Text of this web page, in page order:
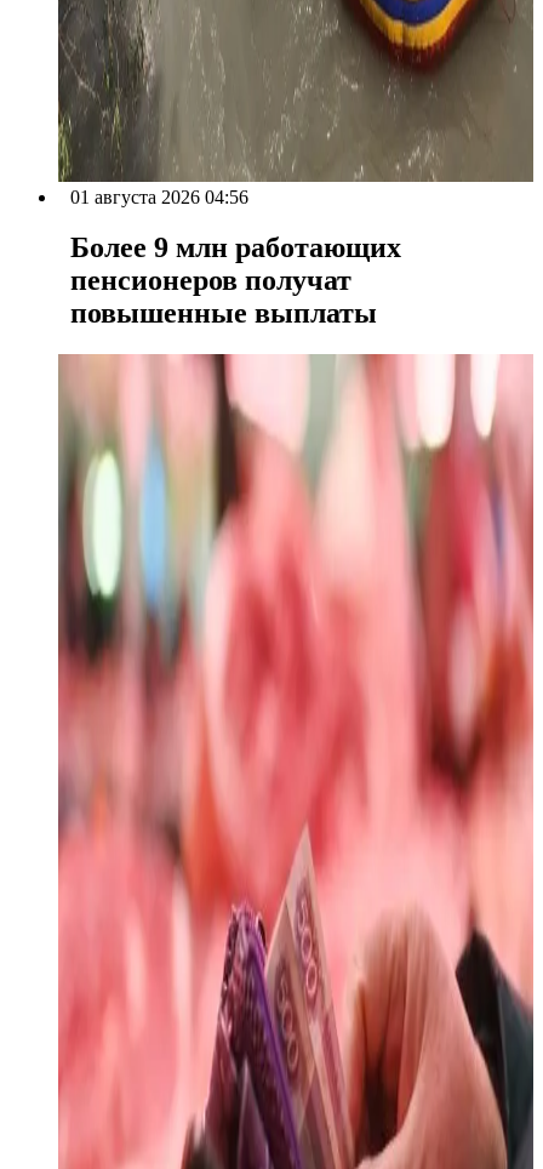
01 августа 2026 04:56
Более 9 млн работающих
пенсионеров получат
повышенные выплаты